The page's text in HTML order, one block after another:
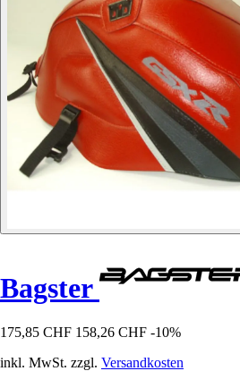
Bagster
175,85 CHF 158,26 CHF -10%
inkl. MwSt. zzgl. Versandkosten